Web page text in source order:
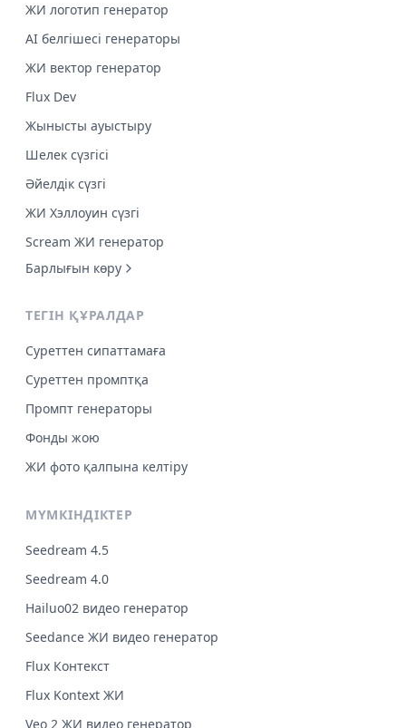
ЖИ логотип генератор
AI белгішесі генераторы
ЖИ вектор генератор
Flux Dev
Жынысты ауыстыру
Шелек сүзгісі
Әйелдік сүзгі
ЖИ Хэллоуин сүзгі
Scream ЖИ генератор
Барлығын көру
ТЕГІН ҚҰРАЛДАР
Суреттен сипаттамаға
Суреттен промптқа
Промпт генераторы
Фонды жою
ЖИ фото қалпына келтіру
МҮМКІНДІКТЕР
Seedream 4.5
Seedream 4.0
Hailuo02 видео генератор
Seedance ЖИ видео генератор
Flux Контекст
Flux Kontext ЖИ
Veo 2 ЖИ видео генератор